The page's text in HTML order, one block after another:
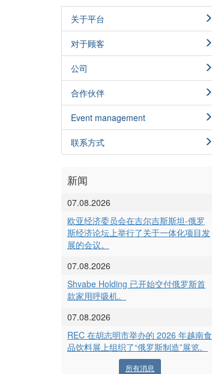
关于平台
对于顾客
公司
合作伙伴
Event management
联系方式
新闻
07.08.2026
欧亚经济委员会在吉尔吉斯斯坦-俄罗
斯经济论坛上举行了关于一体化项目发
展的会议。
07.08.2026
Shvabe Holding 已开始交付俄罗斯首
款家用呼吸机。
07.08.2026
REC 在胡志明市举办的 2026 年越南食
品饮料展上组织了“俄罗斯制造”展览。
所有消息